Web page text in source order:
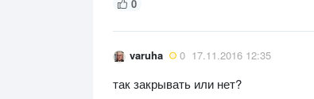
0
varuha 0 17.11.2016 12:35
так закрывать или нет?